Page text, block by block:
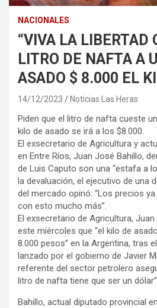
NACIONALES
“VIVA LA LIBERTAD
LITRO DE NAFTA A
ASADO $ 8.000 EL
14/12/2023 Noticias Las Heras
Piden que el litro de nafta cueste
kilo de asado se irá a los $8.000.
El exsecretario de Agricultura y
en Entre Ríos, Juan José Bahillo,
de Luis Caputo son una “estafa a
la devaluación, el ejecutivo de una
del mercado opinó: “Los precios
con esto mucho más”.
El exsecretario de Agricultura,
este miércoles que “el kilo de
8.000 pesos” en la Argentina, tras
lanzado por el gobierno de Javier
referente del sector petrolero
litro de nafta tiene que ser un
Bahillo, actual diputado provincial